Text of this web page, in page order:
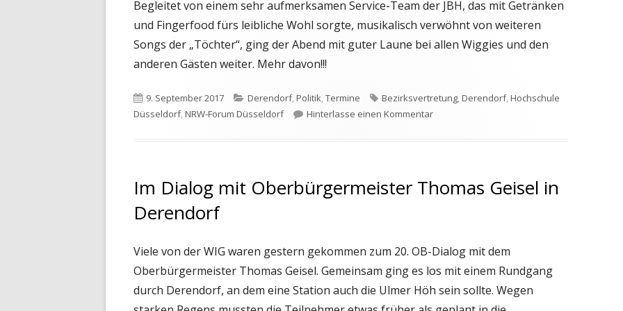
Begleitet von einem sehr aufmerksamen Service-Team der JBH, das mit Getränken
und Fingerfood fürs leibliche Wohl sorgte, musikalisch verwöhnt von weiteren
Songs der „Töchter“, ging der Abend mit guter Laune bei allen Wiggies und den
anderen Gästen weiter. Mehr davon!!!
Veröffentlicht
am
9. September 2017 Kategorien
Derendorf,Politik,Termine Schlagwörter
Bezirksvertretung,Derendorf,Hochschule
Düsseldorf,NRW-Forum Düsseldorf Hinterlasse einen Kommentarzu Die Wiggies beim Jahresempfang der
Im Dialog mit Oberbürgermeister Thomas Geisel in
Derendorf
Viele von der WIG waren gestern gekommen zum 20. OB-Dialog mit dem
Oberbürgermeister Thomas Geisel. Gemeinsam ging es los mit einem Rundgang
durch Derendorf, an dem eine Station auch die Ulmer Höh sein sollte. Wegen